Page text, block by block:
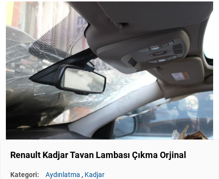
Renault Kadjar Tavan Lambası Çıkma Orjinal
Kategori: Aydınlatma , Kadjar